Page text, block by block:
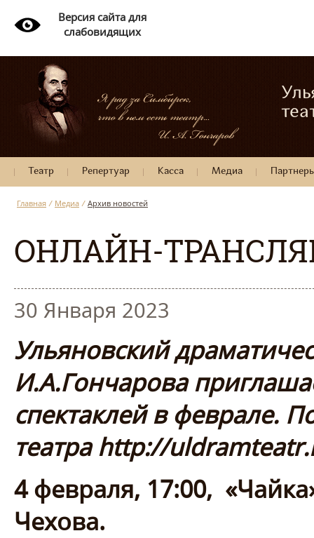
Версия сайта для
слабовидящих
Театр Репертуар Касса Медиа
Главная / Медиа / Архив новостей
ОНЛАЙН-
30 Января 2023
Ульяновский
И.А.Гончарова
спектаклей в феврале.
театра http://
4 февраля, 17:00,
Чехова.